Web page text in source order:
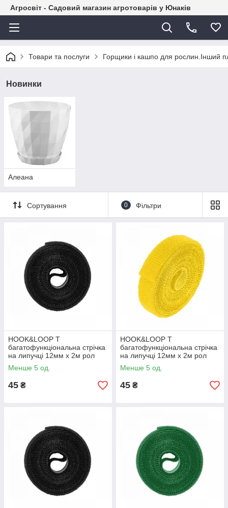
Агросвіт - Садовий магазин агротоварів у Юнаків
Товари та послуги Горщики і кашпо для рослин.Інший
Новинки
Алеана
Сортування 0 Фільтри
HOOK&LOOP T
багатофункціональна стрічка
на липучці 12мм x 2м рол
BLACK, HLT1202/BK, Bradas
Менше 5 од.
45 ₴
HOOK&LOOP T
багатофункціональна стрічка
на липучці 12мм x 2м рол
YELLOW, HLT1202/YL,
Bradas
Менше 5 од.
45 ₴